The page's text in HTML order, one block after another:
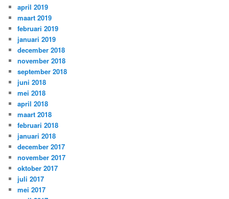
april 2019
maart 2019
februari 2019
januari 2019
december 2018
november 2018
september 2018
juni 2018
mei 2018
april 2018
maart 2018
februari 2018
januari 2018
december 2017
november 2017
oktober 2017
juli 2017
mei 2017